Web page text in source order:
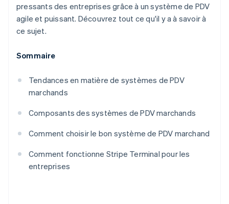
pressants des entreprises grâce à un système de PDV
agile et puissant. Découvrez tout ce qu'il y a à savoir à
ce sujet.
Sommaire
Tendances en matière de systèmes de PDV
marchands
Composants des systèmes de PDV marchands
Comment choisir le bon système de PDV marchand
Comment fonctionne Stripe Terminal pour les
entreprises